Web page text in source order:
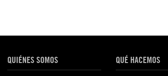
QUIÉNES SOMOS QUÉ HACEMOS